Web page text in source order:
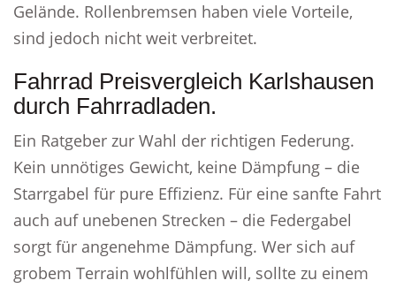
Gelände. Rollenbremsen haben viele Vorteile,
sind jedoch nicht weit verbreitet.
Fahrrad Preisvergleich Karlshausen
durch Fahrradladen.
Ein Ratgeber zur Wahl der richtigen Federung.
Kein unnötiges Gewicht, keine Dämpfung – die
Starrgabel für pure Effizienz. Für eine sanfte Fahrt
auch auf unebenen Strecken – die Federgabel
sorgt für angenehme Dämpfung. Wer sich auf
grobem Terrain wohlfühlen will, sollte zu einem